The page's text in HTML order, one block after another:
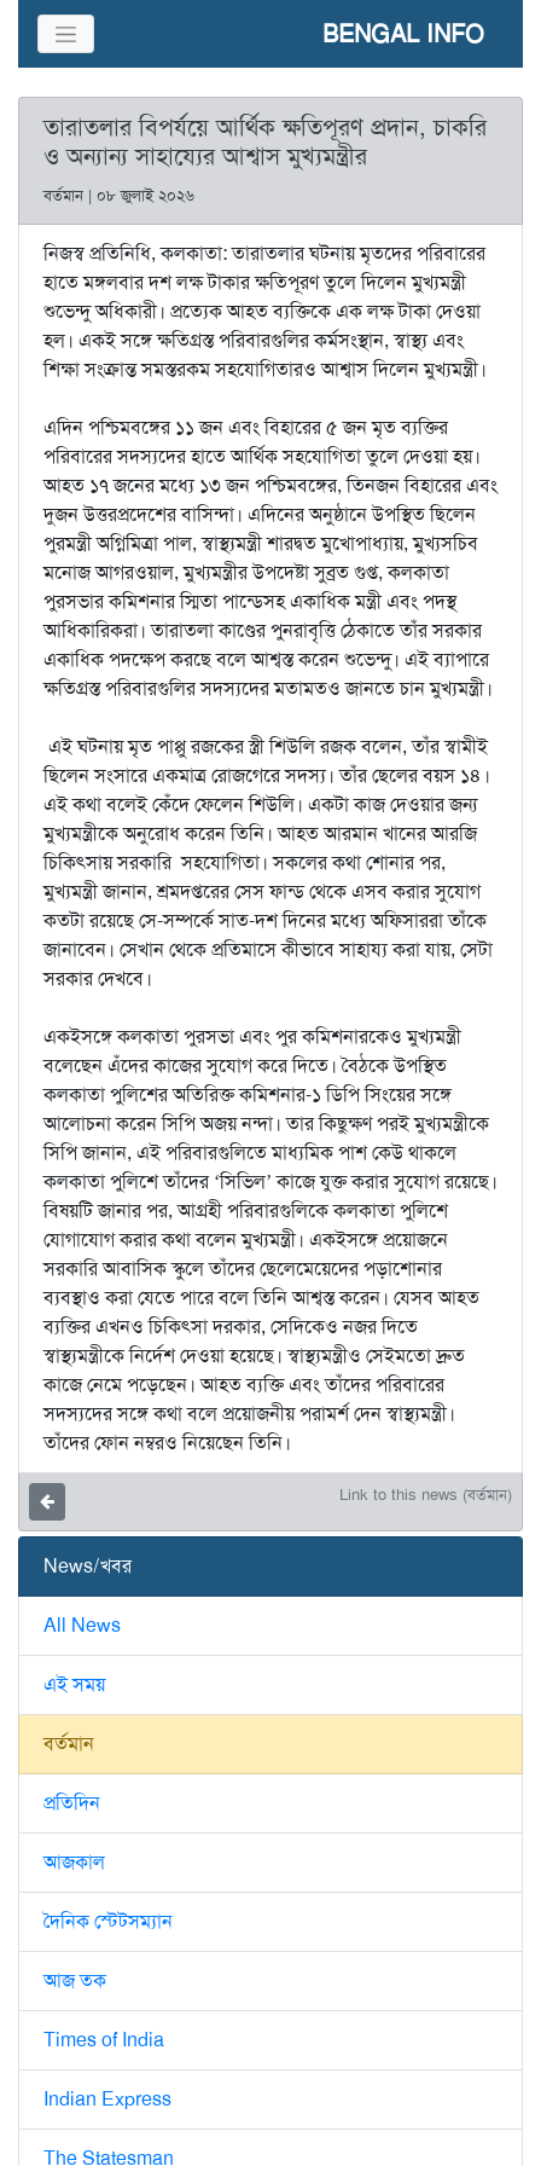
BENGAL INFO
তারাতলার বিপর্যয়ে আর্থিক ক্ষতিপূরণ প্রদান, চাকরি
ও অন্যান্য সাহায্যের আশ্বাস মুখ্যমন্ত্রীর
বর্তমান | ০৮ জুলাই ২০২৬
নিজস্ব প্রতিনিধি, কলকাতা: তারাতলার ঘটনায় মৃতদের পরিবারের
হাতে মঙ্গলবার দশ লক্ষ টাকার ক্ষতিপূরণ তুলে দিলেন মুখ্যমন্ত্রী
শুভেন্দু অধিকারী। প্রত্যেক আহত ব্যক্তিকে এক লক্ষ টাকা দেওয়া
হল। একই সঙ্গে ক্ষতিগ্রস্ত পরিবারগুলির কর্মসংস্থান, স্বাস্থ্য এবং
শিক্ষা সংক্রান্ত সমস্তরকম সহযোগিতারও আশ্বাস দিলেন মুখ্যমন্ত্রী।
এদিন পশ্চিমবঙ্গের ১১ জন এবং বিহারের ৫ জন মৃত ব্যক্তির
পরিবারের সদস্যদের হাতে আর্থিক সহযোগিতা তুলে দেওয়া হয়।
আহত ১৭ জনের মধ্যে ১৩ জন পশ্চিমবঙ্গের, তিনজন বিহারের এবং
দুজন উত্তরপ্রদেশের বাসিন্দা। এদিনের অনুষ্ঠানে উপস্থিত ছিলেন
পুরমন্ত্রী অগ্নিমিত্রা পাল, স্বাস্থ্যমন্ত্রী শারদ্বত মুখোপাধ্যায়, মুখ্যসচিব
মনোজ আগরওয়াল, মুখ্যমন্ত্রীর উপদেষ্টা সুব্রত গুপ্ত, কলকাতা
পুরসভার কমিশনার স্মিতা পান্ডেসহ একাধিক মন্ত্রী এবং পদস্থ
আধিকারিকরা। তারাতলা কাণ্ডের পুনরাবৃত্তি ঠেকাতে তাঁর সরকার
একাধিক পদক্ষেপ করছে বলে আশ্বস্ত করেন শুভেন্দু। এই ব্যাপারে
ক্ষতিগ্রস্ত পরিবারগুলির সদস্যদের মতামতও জানতে চান মুখ্যমন্ত্রী।
এই ঘটনায় মৃত পাপ্পু রজকের স্ত্রী শিউলি রজক বলেন, তাঁর স্বামীই
ছিলেন সংসারে একমাত্র রোজগেরে সদস্য। তাঁর ছেলের বয়স ১৪।
এই কথা বলেই কেঁদে ফেলেন শিউলি। একটা কাজ দেওয়ার জন্য
মুখ্যমন্ত্রীকে অনুরোধ করেন তিনি। আহত আরমান খানের আরজি
চিকিৎসায় সরকারি সহযোগিতা। সকলের কথা শোনার পর,
মুখ্যমন্ত্রী জানান, শ্রমদপ্তরের সেস ফান্ড থেকে এসব করার সুযোগ
কতটা রয়েছে সে-সম্পর্কে সাত-দশ দিনের মধ্যে অফিসাররা তাঁকে
জানাবেন। সেখান থেকে প্রতিমাসে কীভাবে সাহায্য করা যায়, সেটা
সরকার দেখবে।
একইসঙ্গে কলকাতা পুরসভা এবং পুর কমিশনারকেও মুখ্যমন্ত্রী
বলেছেন এঁদের কাজের সুযোগ করে দিতে। বৈঠকে উপস্থিত
কলকাতা পুলিশের অতিরিক্ত কমিশনার-১ ডিপি সিংয়ের সঙ্গে
আলোচনা করেন সিপি অজয় নন্দা। তার কিছুক্ষণ পরই মুখ্যমন্ত্রীকে
সিপি জানান, এই পরিবারগুলিতে মাধ্যমিক পাশ কেউ থাকলে
কলকাতা পুলিশে তাঁদের ‘সিভিল’ কাজে যুক্ত করার সুযোগ রয়েছে।
বিষয়টি জানার পর, আগ্রহী পরিবারগুলিকে কলকাতা পুলিশে
যোগাযোগ করার কথা বলেন মুখ্যমন্ত্রী। একইসঙ্গে প্রয়োজনে
সরকারি আবাসিক স্কুলে তাঁদের ছেলেমেয়েদের পড়াশোনার
ব্যবস্থাও করা যেতে পারে বলে তিনি আশ্বস্ত করেন। যেসব আহত
ব্যক্তির এখনও চিকিৎসা দরকার, সেদিকেও নজর দিতে
স্বাস্থ্যমন্ত্রীকে নির্দেশ দেওয়া হয়েছে। স্বাস্থ্যমন্ত্রীও সেইমতো দ্রুত
কাজে নেমে পড়েছেন। আহত ব্যক্তি এবং তাঁদের পরিবারের
সদস্যদের সঙ্গে কথা বলে প্রয়োজনীয় পরামর্শ দেন স্বাস্থ্যমন্ত্রী।
তাঁদের ফোন নম্বরও নিয়েছেন তিনি।
Link to this news (বর্তমান)
News/খবর
All News
এই সময়
বর্তমান
প্রতিদিন
আজকাল
দৈনিক স্টেটসম্যান
আজ তক
Times of India
Indian Express
The Statesman